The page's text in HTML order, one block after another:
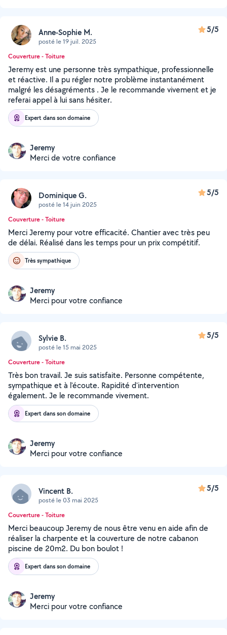
Anne-Sophie M.
posté le 19 juil. 2025
5/5
Couverture - Toiture
Jeremy est une personne très sympathique, professionnelle
et réactive. Il a pu régler notre problème instantanément
malgré les désagréments . Je le recommande vivement et je
referai appel à lui sans hésiter.
Expert dans son domaine
Jeremy
Merci de votre confiance
Dominique G.
posté le 14 juin 2025
5/5
Couverture - Toiture
Merci Jeremy pour votre efficacité. Chantier avec très peu
de délai. Réalisé dans les temps pour un prix compétitif.
Très sympathique
Jeremy
Merci pour votre confiance
Sylvie B.
posté le 15 mai 2025
5/5
Couverture - Toiture
Très bon travail. Je suis satisfaite. Personne compétente,
sympathique et à l'écoute. Rapidité d'intervention
également. Je le recommande vivement.
Expert dans son domaine
Jeremy
Merci pour votre confiance
Vincent B.
posté le 03 mai 2025
5/5
Couverture - Toiture
Merci beaucoup Jeremy de nous être venu en aide afin de
réaliser la charpente et la couverture de notre cabanon
piscine de 20m2. Du bon boulot !
Expert dans son domaine
Jeremy
Merci pour votre confiance